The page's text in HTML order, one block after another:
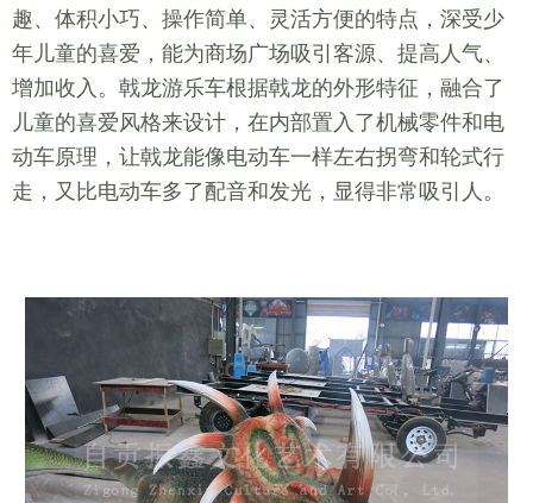
趣、体积小巧、操作简单、灵活方便的特点，深受少
年儿童的喜爱，能为商场广场吸引客源、提高人气、
增加收入。戟龙游乐车根据戟龙的外形特征，融合了
儿童的喜爱风格来设计，在内部置入了机械零件和电
动车原理，让戟龙能像电动车一样左右拐弯和轮式行
走，又比电动车多了配音和发光，显得非常吸引人。